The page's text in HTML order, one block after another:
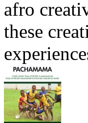
afro
these